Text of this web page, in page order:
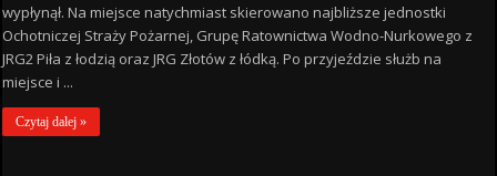
wypłynął. Na miejsce natychmiast skierowano najbliższe jednostki
Ochotniczej Straży Pożarnej, Grupę Ratownictwa Wodno-Nurkowego z
JRG2 Piła z łodzią oraz JRG Złotów z łódką. Po przyjeździe służb na
miejsce i ...
Czytaj dalej »